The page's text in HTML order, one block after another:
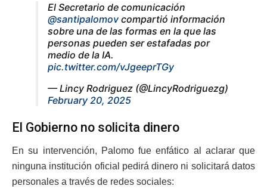
El Secretario de comunicación
@santipalomov compartió información
sobre una de las formas en la que las
personas pueden ser estafadas por
medio de la IA.
pic.twitter.com/vJgeeprTGy
— Lincy Rodriguez (@LincyRodriguezg)
February 20, 2025
El Gobierno no solicita dinero
En su intervención, Palomo fue enfático al aclarar que
ninguna institución oficial pedirá dinero ni solicitará datos
personales a través de redes sociales: